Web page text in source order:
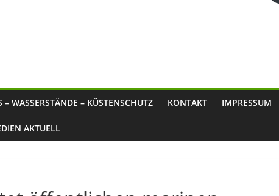
– WASSERSTÄNDE – KÜSTENSCHUTZ KONTAKT IMPRESSUM
AKTUELL